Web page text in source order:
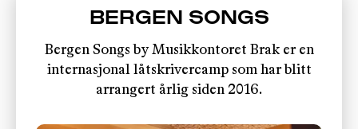
BERGEN SONGS
Bergen Songs by Musikkontoret Brak er en
internasjonal låtskrivercamp som har blitt
arrangert årlig siden 2016.